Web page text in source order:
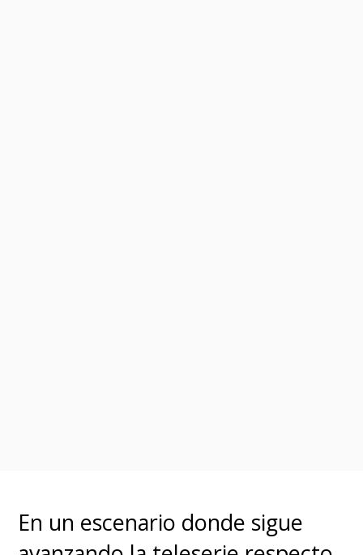
hayan tomado distancia de su
creadora a raíz de sus recientes
En un escenario donde sigue